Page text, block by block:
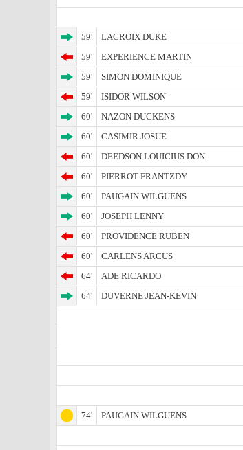
59'
LACROIX DUKE
59'
EXPERIENCE MARTIN
59'
SIMON DOMINIQUE
59'
ISIDOR WILSON
60'
NAZON DUCKENS
60'
CASIMIR JOSUE
60'
DEEDSON LOUICIUS DON
60'
PIERROT FRANTZDY
60'
PAUGAIN WILGUENS
60'
JOSEPH LENNY
60'
PROVIDENCE RUBEN
60'
CARLENS ARCUS
64'
ADE RICARDO
64'
DUVERNE JEAN-KEVIN
74'
PAUGAIN WILGUENS